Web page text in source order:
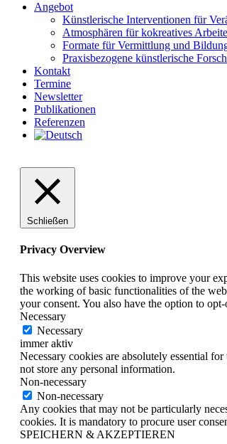
Angebot
Künstlerische Interventionen für
Atmosphären für kokreatives
Formate für Vermittlung und
Praxisbezogene künstlerische
Kontakt
Termine
Newsletter
Publikationen
Referenzen
Schließen
Privacy Overview
This website uses cookies to improve your
the working of basic functionalities of the
your consent. You also have the option to
Necessary
Necessary
immer aktiv
Necessary cookies are absolutely essential
not store any personal information.
Non-necessary
Non-necessary
Any cookies that may not be particularly
cookies. It is mandatory to procure user
SPEICHERN & AKZEPTIEREN